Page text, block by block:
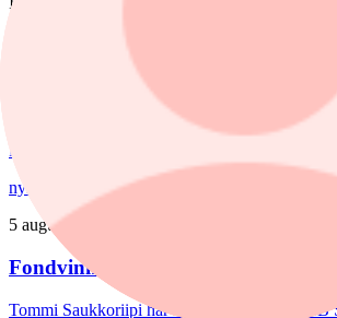
Spiltan Småbolagsfond lyfte i juli –
Efter en svagare utveckling hittills i år fick
ett tydligt lyft i juli. Mips bidrog mest till
RaySearch Laboratories är ett nytt innehav i
nyheter
Aktiefonder
5 augusti, 15:06
Fondvinnare med banktung portfölj
Tommi Saukkoriipi har styrt nästan halva SEB